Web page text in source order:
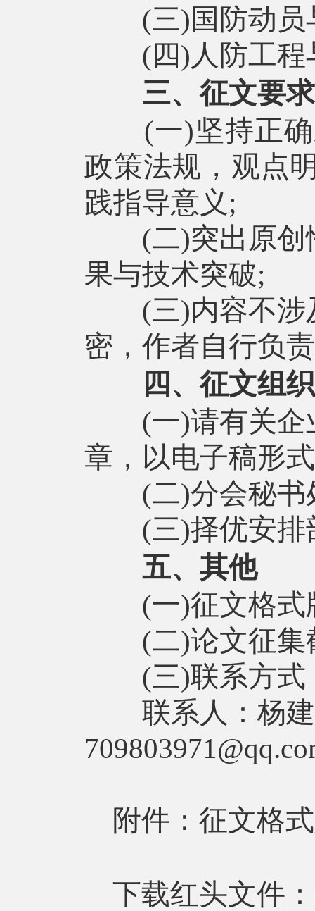
(三)国防动员
(四)人防工程
三、征文要求
(一)坚持正确
政策法规，观点
践指导意义;
(二)突出原创
果与技术突破;
(三)内容不涉
密，作者自行负
四、征文组织
(一)请有关企
章，以电子稿形
(二)分会秘书
(三)择优安排
五、其他
(一)征文格式
(二)论文征集
(三)联系方式
联系人：杨建
附件：征文格
下载红头文件：